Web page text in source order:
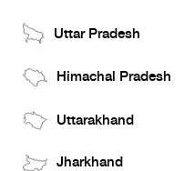
Uttar Pradesh
Himachal Pradesh
Uttarakhand
Jharkhand